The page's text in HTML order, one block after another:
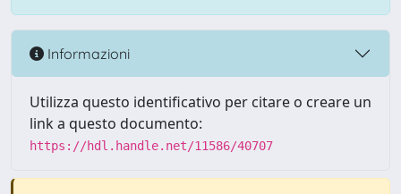
Informazioni
Utilizza questo identificativo per citare o creare un
link a questo documento:
https://hdl.handle.net/11586/40707